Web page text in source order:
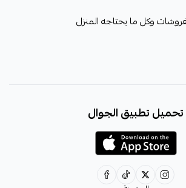
وكل ما يحتاجه المنزل
تحميل تطبيق الجوال